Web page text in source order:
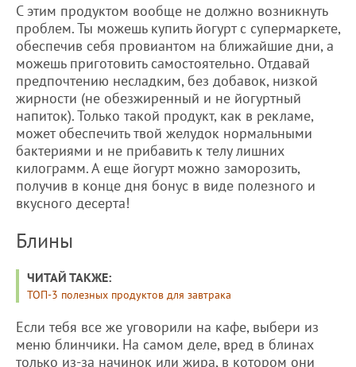
С этим продуктом вообще не должно возникнуть
проблем. Ты можешь купить йогурт с супермаркете,
обеспечив себя провиантом на ближайшие дни, а
можешь приготовить самостоятельно. Отдавай
предпочтению несладким, без добавок, низкой
жирности (не обезжиренный и не йогуртный
напиток). Только такой продукт, как в рекламе,
может обеспечить твой желудок нормальными
бактериями и не прибавить к телу лишних
килограмм. А еще йогурт можно заморозить,
получив в конце дня бонус в виде полезного и
вкусного десерта!
Блины
ЧИТАЙ ТАКЖЕ:
ТОП-3 полезных продуктов для завтрака
Если тебя все же уговорили на кафе, выбери из
меню блинчики. На самом деле, вред в блинах
только из-за начинок или жира, в котором они